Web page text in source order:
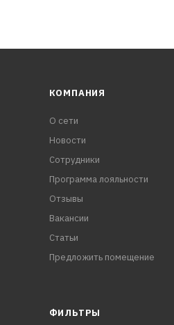
КОМПАНИЯ
О сети
Новости
Сотрудники
Программа лояльности
Отзывы
Вакансии
Статьи
Предложить помещение
ФИЛЬТРЫ